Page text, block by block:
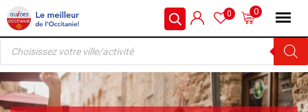
Skip
to
content
0
0
Recherche
produits